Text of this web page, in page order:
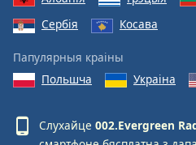
Font
Text
Сербія
Косава
Папулярныя краіны
Польшча
Украіна
Слухайце 002.Evergreen